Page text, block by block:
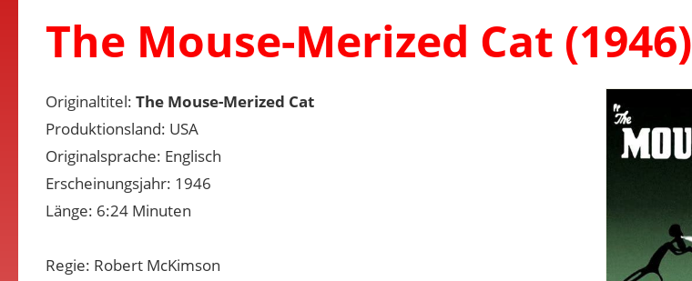
The Mouse-Merized Cat (1946)
Originaltitel: The Mouse-Merized Cat
Produktionsland: USA
Originalsprache: Englisch
Erscheinungsjahr: 1946
Länge: 6:24 Minuten
Regie: Robert McKimson